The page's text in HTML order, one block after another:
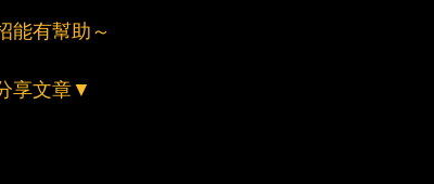
能有幫助～
享文章▼